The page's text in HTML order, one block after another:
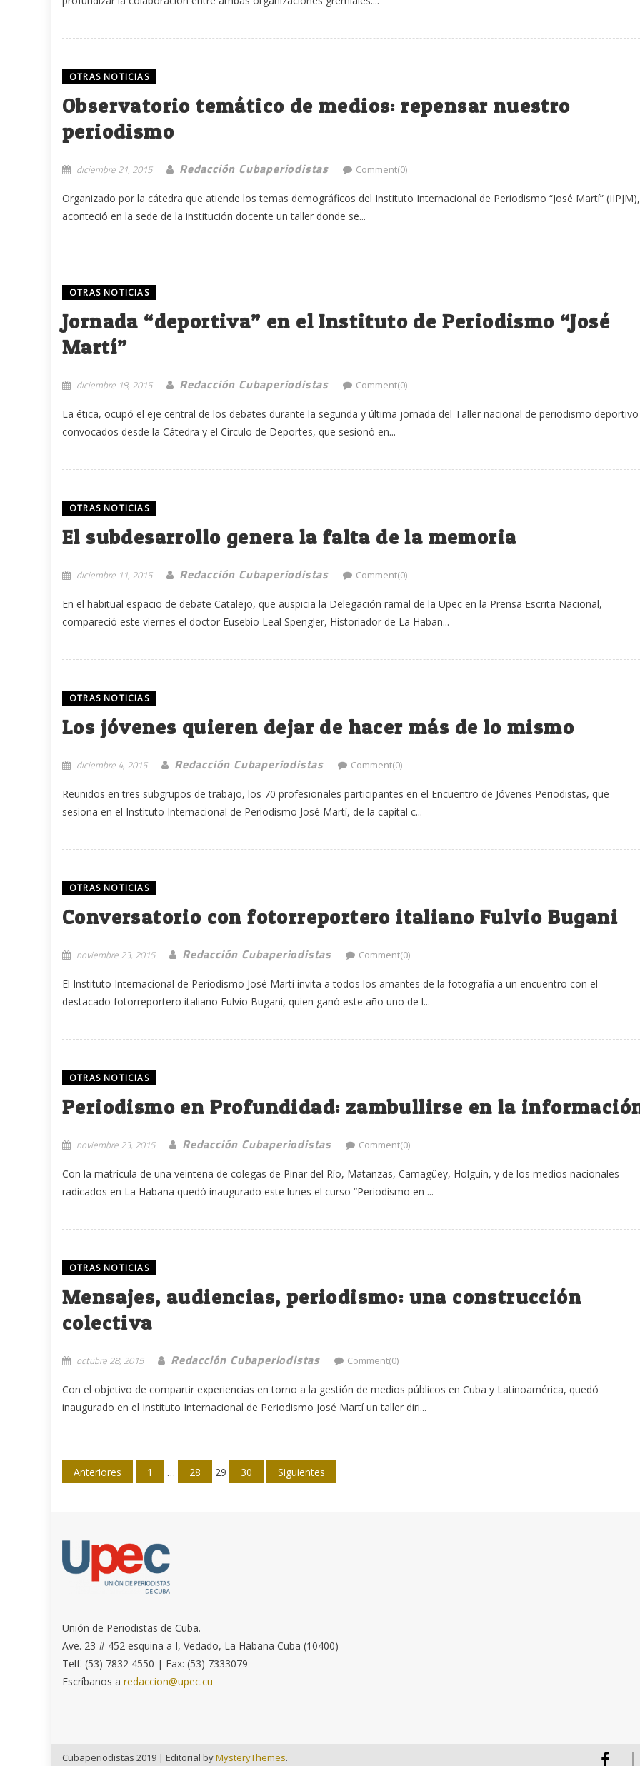
OTRAS NOTICIAS
Observatorio temático de medios: repensar nuestro
periodismo
diciembre 21, 2015 Redacción Cubaperiodistas Comment(0)
Organizado por la cátedra que atiende los temas demográficos del Instituto Internacional de Periodismo “José Martí” (IIPJM),
aconteció en la sede de la institución docente un taller donde se...
OTRAS NOTICIAS
Jornada “deportiva” en el Instituto de Periodismo “José
Martí”
diciembre 18, 2015 Redacción Cubaperiodistas Comment(0)
La ética, ocupó el eje central de los debates durante la segunda y última jornada del Taller nacional de periodismo deportivo
convocados desde la Cátedra y el Círculo de Deportes, que sesionó en...
OTRAS NOTICIAS
El subdesarrollo genera la falta de la memoria
diciembre 11, 2015 Redacción Cubaperiodistas Comment(0)
En el habitual espacio de debate Catalejo, que auspicia la Delegación ramal de la Upec en la Prensa Escrita Nacional,
compareció este viernes el doctor Eusebio Leal Spengler, Historiador de La Haban...
OTRAS NOTICIAS
Los jóvenes quieren dejar de hacer más de lo mismo
diciembre 4, 2015 Redacción Cubaperiodistas Comment(0)
Reunidos en tres subgrupos de trabajo, los 70 profesionales participantes en el Encuentro de Jóvenes Periodistas, que
sesiona en el Instituto Internacional de Periodismo José Martí, de la capital c...
OTRAS NOTICIAS
Conversatorio con fotorreportero italiano Fulvio Bugani
noviembre 23, 2015 Redacción Cubaperiodistas Comment(0)
El Instituto Internacional de Periodismo José Martí invita a todos los amantes de la fotografía a un encuentro con el
destacado fotorreportero italiano Fulvio Bugani, quien ganó este año uno de l...
OTRAS NOTICIAS
Periodismo en Profundidad: zambullirse en la
noviembre 23, 2015 Redacción Cubaperiodistas Comment(0)
Con la matrícula de una veintena de colegas de Pinar del Río, Matanzas, Camagüey, Holguín, y de los medios nacionales
radicados en La Habana quedó inaugurado este lunes el curso “Periodismo en ...
OTRAS NOTICIAS
Mensajes, audiencias, periodismo: una construcción
colectiva
octubre 28, 2015 Redacción Cubaperiodistas Comment(0)
Con el objetivo de compartir experiencias en torno a la gestión de medios públicos en Cuba y Latinoamérica, quedó
inaugurado en el Instituto Internacional de Periodismo José Martí un taller diri...
Navegación
Anteriores 1 … 28 29 30 Siguientes
Unión de Periodistas de Cuba.
Ave. 23 # 452 esquina a I, Vedado, La Habana Cuba (10400)
Telf. (53) 7832 4550 | Fax: (53) 7333079
Escríbanos aredaccion@upec.cu
Cubaperiodistas 2019 | Editorial byMysteryThemes.